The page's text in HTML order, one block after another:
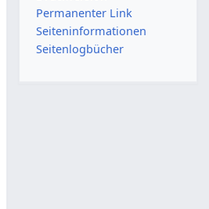
Permanenter Link
Seiten­­informationen
Seitenlogbücher